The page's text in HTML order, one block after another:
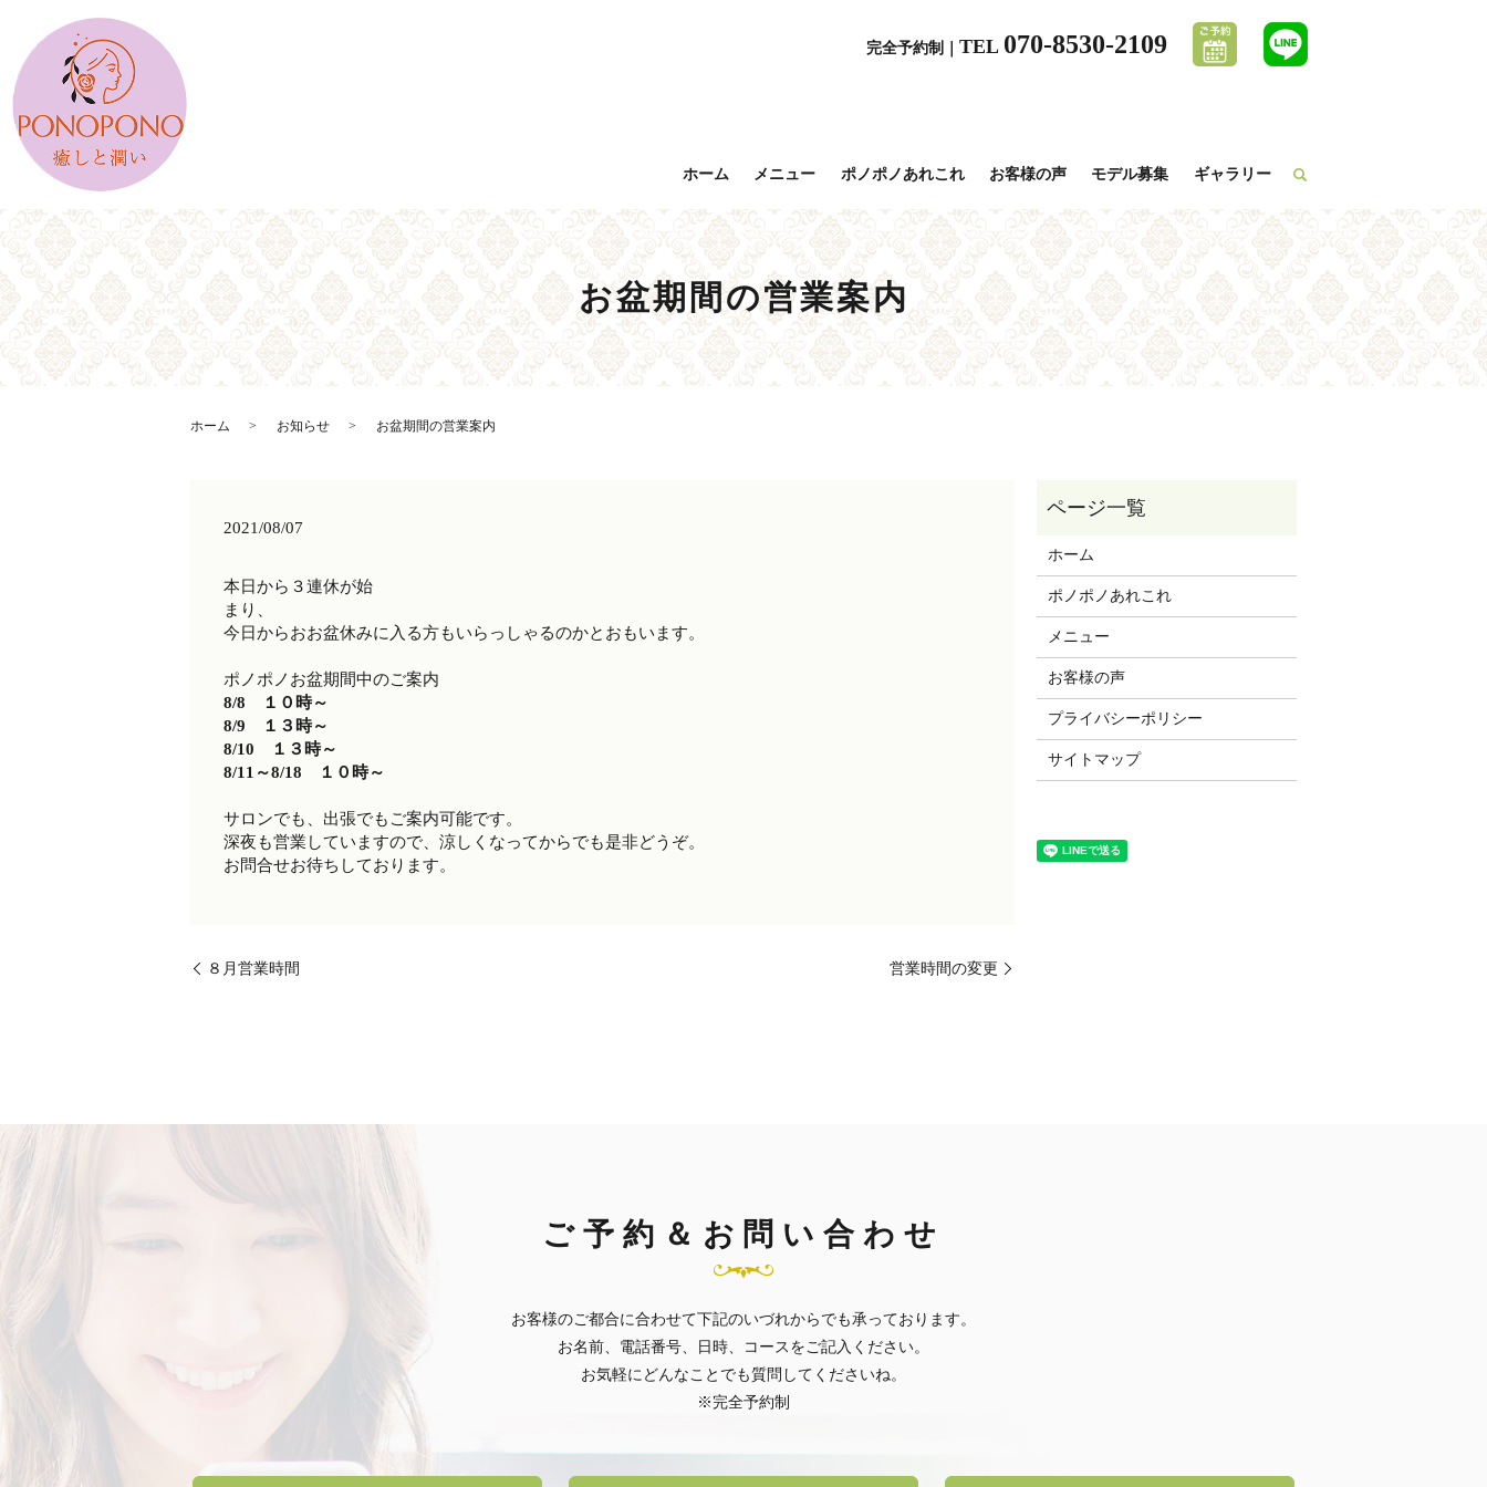
ホーム メニュー ポノポノあれこれ お客様の声 モデル募集 ギャラリー
完全予約制｜ TEL 070-8530-2109
お盆期間の営業案内
ホーム お知らせ お盆期間の営業案内
2021/08/07
本日から３連休が始
まり、
今日からおお盆休みに入る方もいらっしゃるのかとおもいます。
ポノポノお盆期間中のご案内
8/8 １０時～
8/9 １３時～
8/10 １３時～
8/11～8/18 １０時～
サロンでも、出張でもご案内可能です。
深夜も営業していますので、涼しくなってからでも是非どうぞ。
お問合せお待ちしております。
８月営業時間 営業時間の変更
ホーム
ポノポノあれこれ
メニュー
お客様の声
プライバシーポリシー
サイトマップ
ご予約＆お問い合わせ
お客様のご都合に合わせて下記のいづれからでも承っております。
お名前、電話番号、日時、コースをご記入ください。
お気軽にどんなことでも質問してくださいね。
※完全予約制